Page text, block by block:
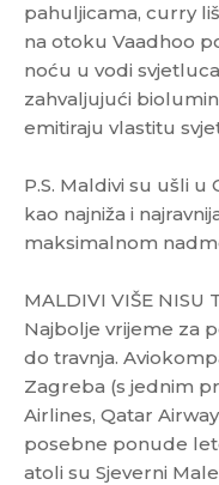
pahuljicama, curry
na otoku Vaadhoo
noću u vodi
zahvaljujući
emitiraju vlastitu
P.S. Maldivi su ušli
kao najniža i
maksimalnom
MALDIVI VIŠE NISU
Najbolje vrijeme za
do travnja.
Zagreba (s jednim
Airlines, Qatar
posebne ponude
atoli su Sjeverni